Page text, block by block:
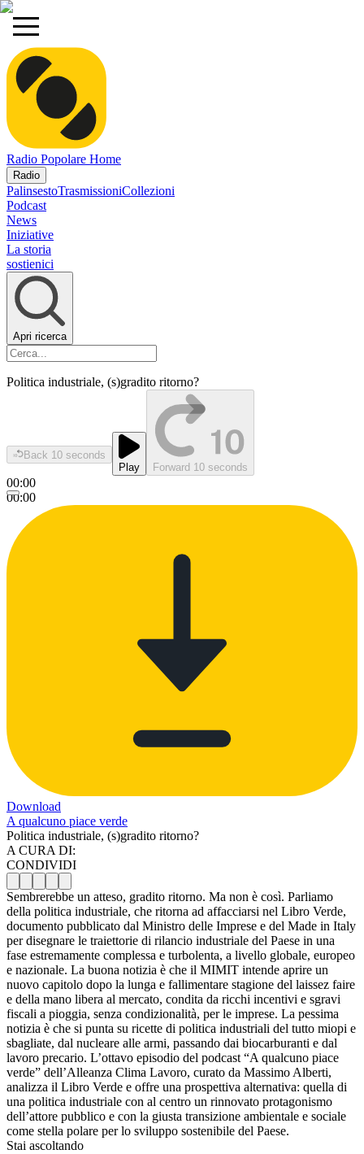
Radio Popolare Home
Radio
PalinsestoTrasmissioniCollezioni
Podcast
News
Iniziative
La storia
sostienici
Apri ricerca
Politica industriale, (s)gradito ritorno?
Back 10 seconds
Play
Forward 10 seconds
00:00
00:00
Download
A qualcuno piace verde
Politica industriale, (s)gradito ritorno?
A CURA DI:
CONDIVIDI
Sembrerebbe un atteso, gradito ritorno. Ma non è così. Parliamo
della politica industriale, che ritorna ad affacciarsi nel Libro Verde,
documento pubblicato dal Ministro delle Imprese e del Made in Italy
per disegnare le traiettorie di rilancio industriale del Paese in una
fase estremamente complessa e turbolenta, a livello globale, europeo
e nazionale. La buona notizia è che il MIMIT intende aprire un
nuovo capitolo dopo la lunga e fallimentare stagione del laissez faire
e della mano libera al mercato, condita da ricchi incentivi e sgravi
fiscali a pioggia, senza condizionalità, per le imprese. La pessima
notizia è che si punta su ricette di politica industriali del tutto miopi e
sbagliate, dal nucleare alle armi, passando dai biocarburanti e dal
lavoro precario. L’ottavo episodio del podcast “A qualcuno piace
verde” dell’Alleanza Clima Lavoro, curato da Massimo Alberti,
analizza il Libro Verde e offre una prospettiva alternativa: quella di
una politica industriale con al centro un rinnovato protagonismo
dell’attore pubblico e con la giusta transizione ambientale e sociale
come stella polare per lo sviluppo sostenibile del Paese.
Stai ascoltando